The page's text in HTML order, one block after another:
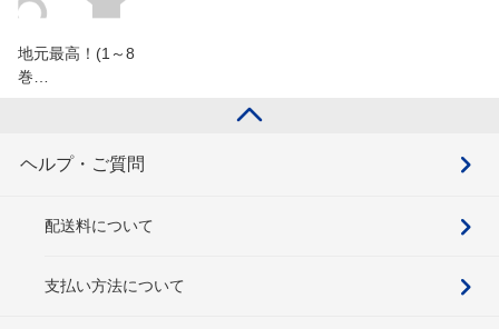
地元最高！(1～8
巻…
ヘルプ・ご質問
配送料について
支払い方法について